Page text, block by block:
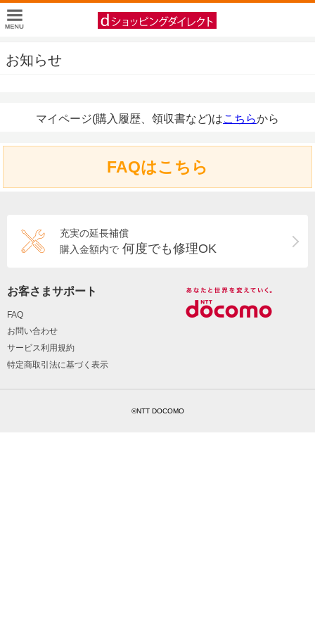
お知らせ
マイページ(購入履歴、領収書など)はこちらから
FAQはこちら
充実の延長補償
購入金額内で 何度でも修理OK
お客さまサポート
FAQ
お問い合わせ
サービス利用規約
特定商取引法に基づく表示
©NTT DOCOMO